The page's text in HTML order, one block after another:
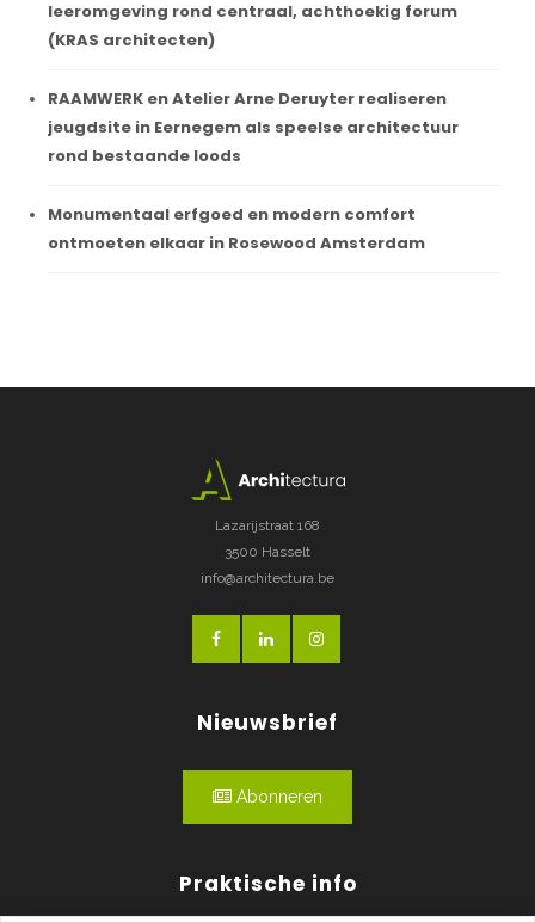
leeromgeving rond centraal, achthoekig forum
(KRAS architecten)
RAAMWERK en Atelier Arne Deruyter realiseren
jeugdsite in Eernegem als speelse architectuur
rond bestaande loods
Monumentaal erfgoed en modern comfort
ontmoeten elkaar in Rosewood Amsterdam
Lazarijstraat 168
3500 Hasselt
info@architectura.be
Nieuwsbrief
Abonneren
Praktische info